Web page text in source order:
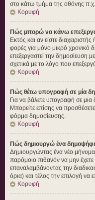
στο κάτω τμήμα της οθόνης
Κορυφή
Πώς μπορώ να κάνω
Εκτός και αν είστε
φορές για μόνο μικρό χρονικό
επεξεργαστεί την δημοσίευση
σχετικά με το λόγο που
Κορυφή
Πώς θέτω υπογραφή σε μία
Για να βάλετε υπογραφή σε μια
Μπορείτε επίσης να
φόρμα δημοσίευσης.
Κορυφή
Πώς δημιουργώ ένα
Δημιουργώντας ένα νέο
παρόμοιο πιθανόν να μην
επαναλαμβάνοντας την
όρια) και τέλος την επιλογή να
Κορυφή